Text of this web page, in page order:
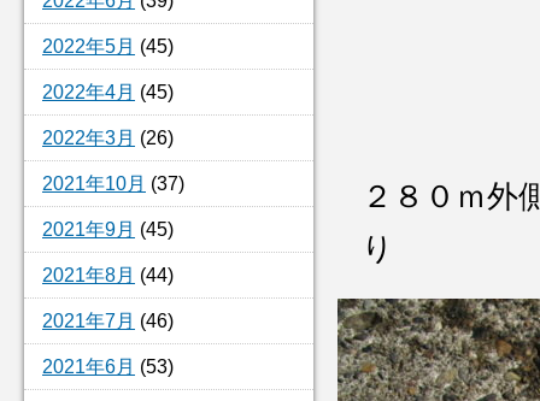
2022年5月 (45)
2022年4月 (45)
2022年3月 (26)
2021年10月 (37)
2021年9月 (45)
2021年8月 (44)
2021年7月 (46)
2021年6月 (53)
２８０ｍ
り